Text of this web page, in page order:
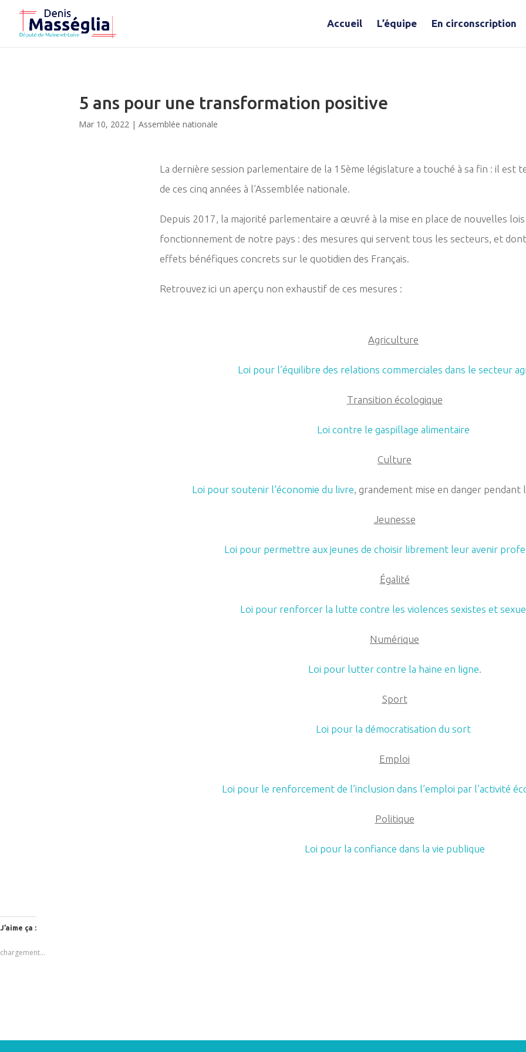
Accueil L’équipe En circonscription
5 ans pour une transformation positive
Mar 10, 2022 |Assemblée nationale
La dernière session parlementaire de la 15ème législature a touché à sa fin : il est
de ces cinq années à l’Assemblée nationale.
Depuis 2017, la majorité parlementaire a œuvré à la mise en place de nouvelles
fonctionnement de notre pays : des mesures qui servent tous les secteurs, et
effets bénéfiques concrets sur le quotidien des Français.
Retrouvez ici un aperçu non exhaustif de ces mesures :
Agriculture
Loi pour l’équilibre des relations commerciales dans le secteur
Transition écologique
Loi contre le gaspillage alimentaire
Culture
Loi pour soutenir l’économie du livre, grandement mise en danger pendant
Jeunesse
Loi pour permettre aux jeunes de choisir librement leur avenir
Égalité
Loi pour renforcer la lutte contre les violences sexistes et
Numérique
Loi pour lutter contre la haine en ligne.
Sport
Loi pour la démocratisation du sort
Emploi
Loi pour le renforcement de l’inclusion dans l’emploi par l’activité
Politique
Loi pour la confiance dans la vie publique
J’aime ça :
chargement…